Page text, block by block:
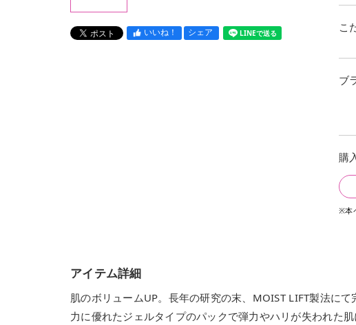
いいね！ シェア LINEで送る こ
ブ
購
※本
アイテム詳細
肌のボリュームUP。長年の研究の末、MOIST LIFT製法に
力に優れたジェルタイプのパックで弾力やハリが失われた